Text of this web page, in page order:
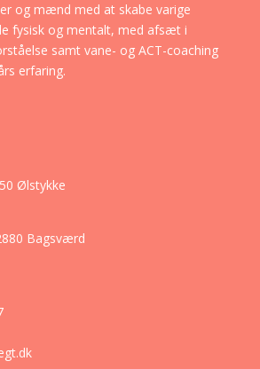
og mænd med at skabe varige
fysisk og mentalt, med afsæt i
samt vane- og ACT-coaching
erfaring.
Ølstykke
Bagsværd